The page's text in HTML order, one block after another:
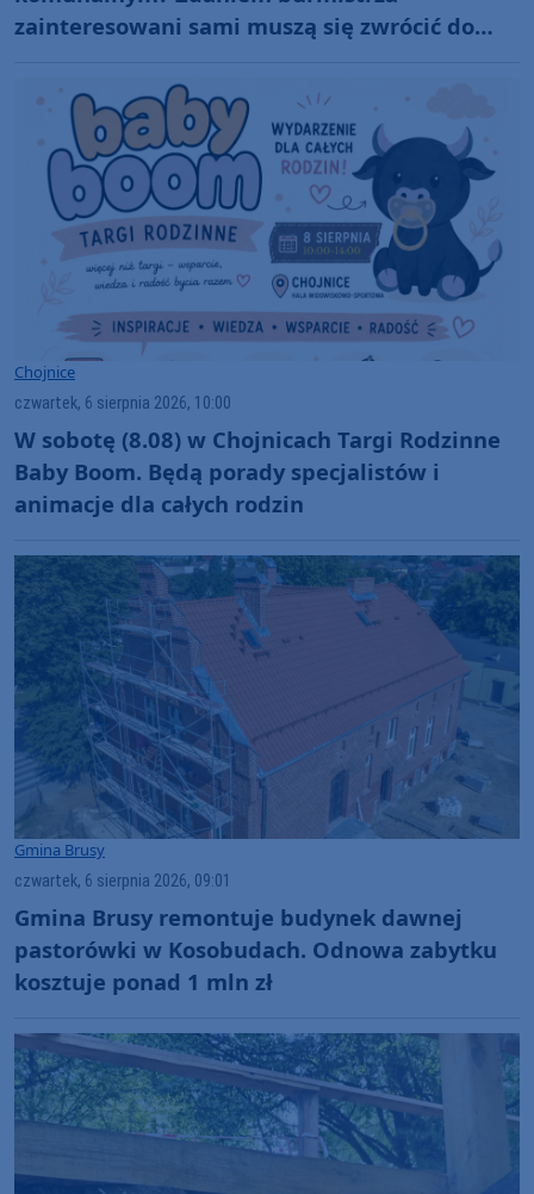
zainteresowani sami muszą się zwrócić do
Chojnice
czwartek, 6 sierpnia 2026, 10:00
W sobotę (8.08) w Chojnicach Targi Rodzinne
Baby Boom. Będą porady specjalistów i
animacje dla całych rodzin
Gmina Brusy
czwartek, 6 sierpnia 2026, 09:01
Gmina Brusy remontuje budynek dawnej
pastorówki w Kosobudach. Odnowa zabytku
kosztuje ponad 1 mln zł